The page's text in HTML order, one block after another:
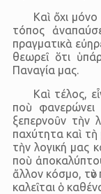
Καὶ ὄχι
τόπος
πραγματικὰ
θεωρεῖ ὅτι
Παναγία μας.
Καὶ τέλος,
ποὺ
ξεπερνοῦν τὴν
παχύτητα καὶ
τὴν λογική μας
ποὺ
ἄλλον κόσμο, τὸν
καλεῖται ὁ